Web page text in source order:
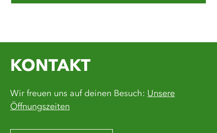
KONTAKT
Wir freuen uns auf deinen Besuch: Unsere
Öffnungszeiten